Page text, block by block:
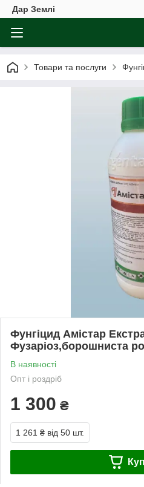
Дар Землі
Товари та послуги
Фунгіцид Амістар
Фузаріоз,борошниста
В наявності
Опт і роздріб
1 300 ₴
1 261 ₴ від 50 шт.